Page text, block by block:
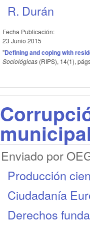
R. Durán
Fecha Publicación:
23 Junio 2015
"Defining and coping with
Sociológicas (RIPS), 14(1),
Enviado por
Producción
Ciudadanía
Derechos